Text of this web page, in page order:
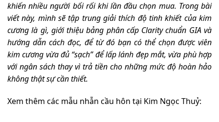
khiến nhiều người bối rối khi lần đầu chọn mua. Trong bài
viết này, mình sẽ tập trung giải thích độ tinh khiết của kim
cương là gì, giới thiệu bảng phân cấp Clarity chuẩn GIA và
hướng dẫn cách đọc, để từ đó bạn có thể chọn được viên
kim cương vừa đủ “sạch” để lấp lánh đẹp mắt, vừa phù hợp
với ngân sách thay vì trả tiền cho những mức độ hoàn hảo
không thật sự cần thiết.
Xem thêm các mẫu nhẫn cầu hôn tại Kim Ngọc Thuỷ: